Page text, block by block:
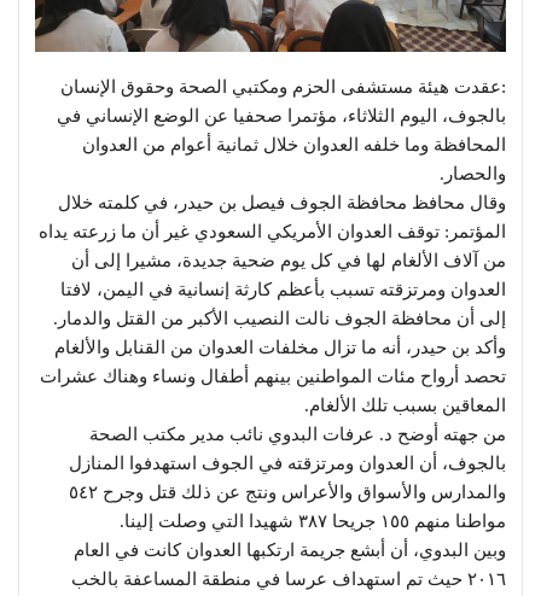
:عقدت هيئة مستشفى الحزم ومكتبي الصحة وحقوق الإنسان
بالجوف، اليوم الثلاثاء، مؤتمرا صحفيا عن الوضع الإنساني في
المحافظة وما خلفه العدوان خلال ثمانية أعوام من العدوان
والحصار.
وقال محافظ محافظة الجوف فيصل بن حيدر، في كلمته خلال
المؤتمر: توقف العدوان الأمريكي السعودي غير أن ما زرعته يداه
من آلاف الألغام لها في كل يوم ضحية جديدة، مشيرا إلى أن
العدوان ومرتزقته تسبب بأعظم كارثة إنسانية في اليمن، لافتا
إلى أن محافظة الجوف نالت النصيب الأكبر من القتل والدمار.
وأكد بن حيدر، أنه ما تزال مخلفات العدوان من القنابل والألغام
تحصد أرواح مئات المواطنين بينهم أطفال ونساء وهناك عشرات
المعاقين بسبب تلك الألغام.
من جهته أوضح د. عرفات البدوي نائب مدير مكتب الصحة
بالجوف، أن العدوان ومرتزقته في الجوف استهدفوا المنازل
والمدارس والأسواق والأعراس ونتج عن ذلك قتل وجرح ٥٤٢
مواطنا منهم ١٥٥ جريحا ٣٨٧ شهيدا التي وصلت إلينا.
وبين البدوي، أن أبشع جريمة ارتكبها العدوان كانت في العام
٢٠١٦ حيث تم استهداف عرسا في منطقة المساعفة بالخب